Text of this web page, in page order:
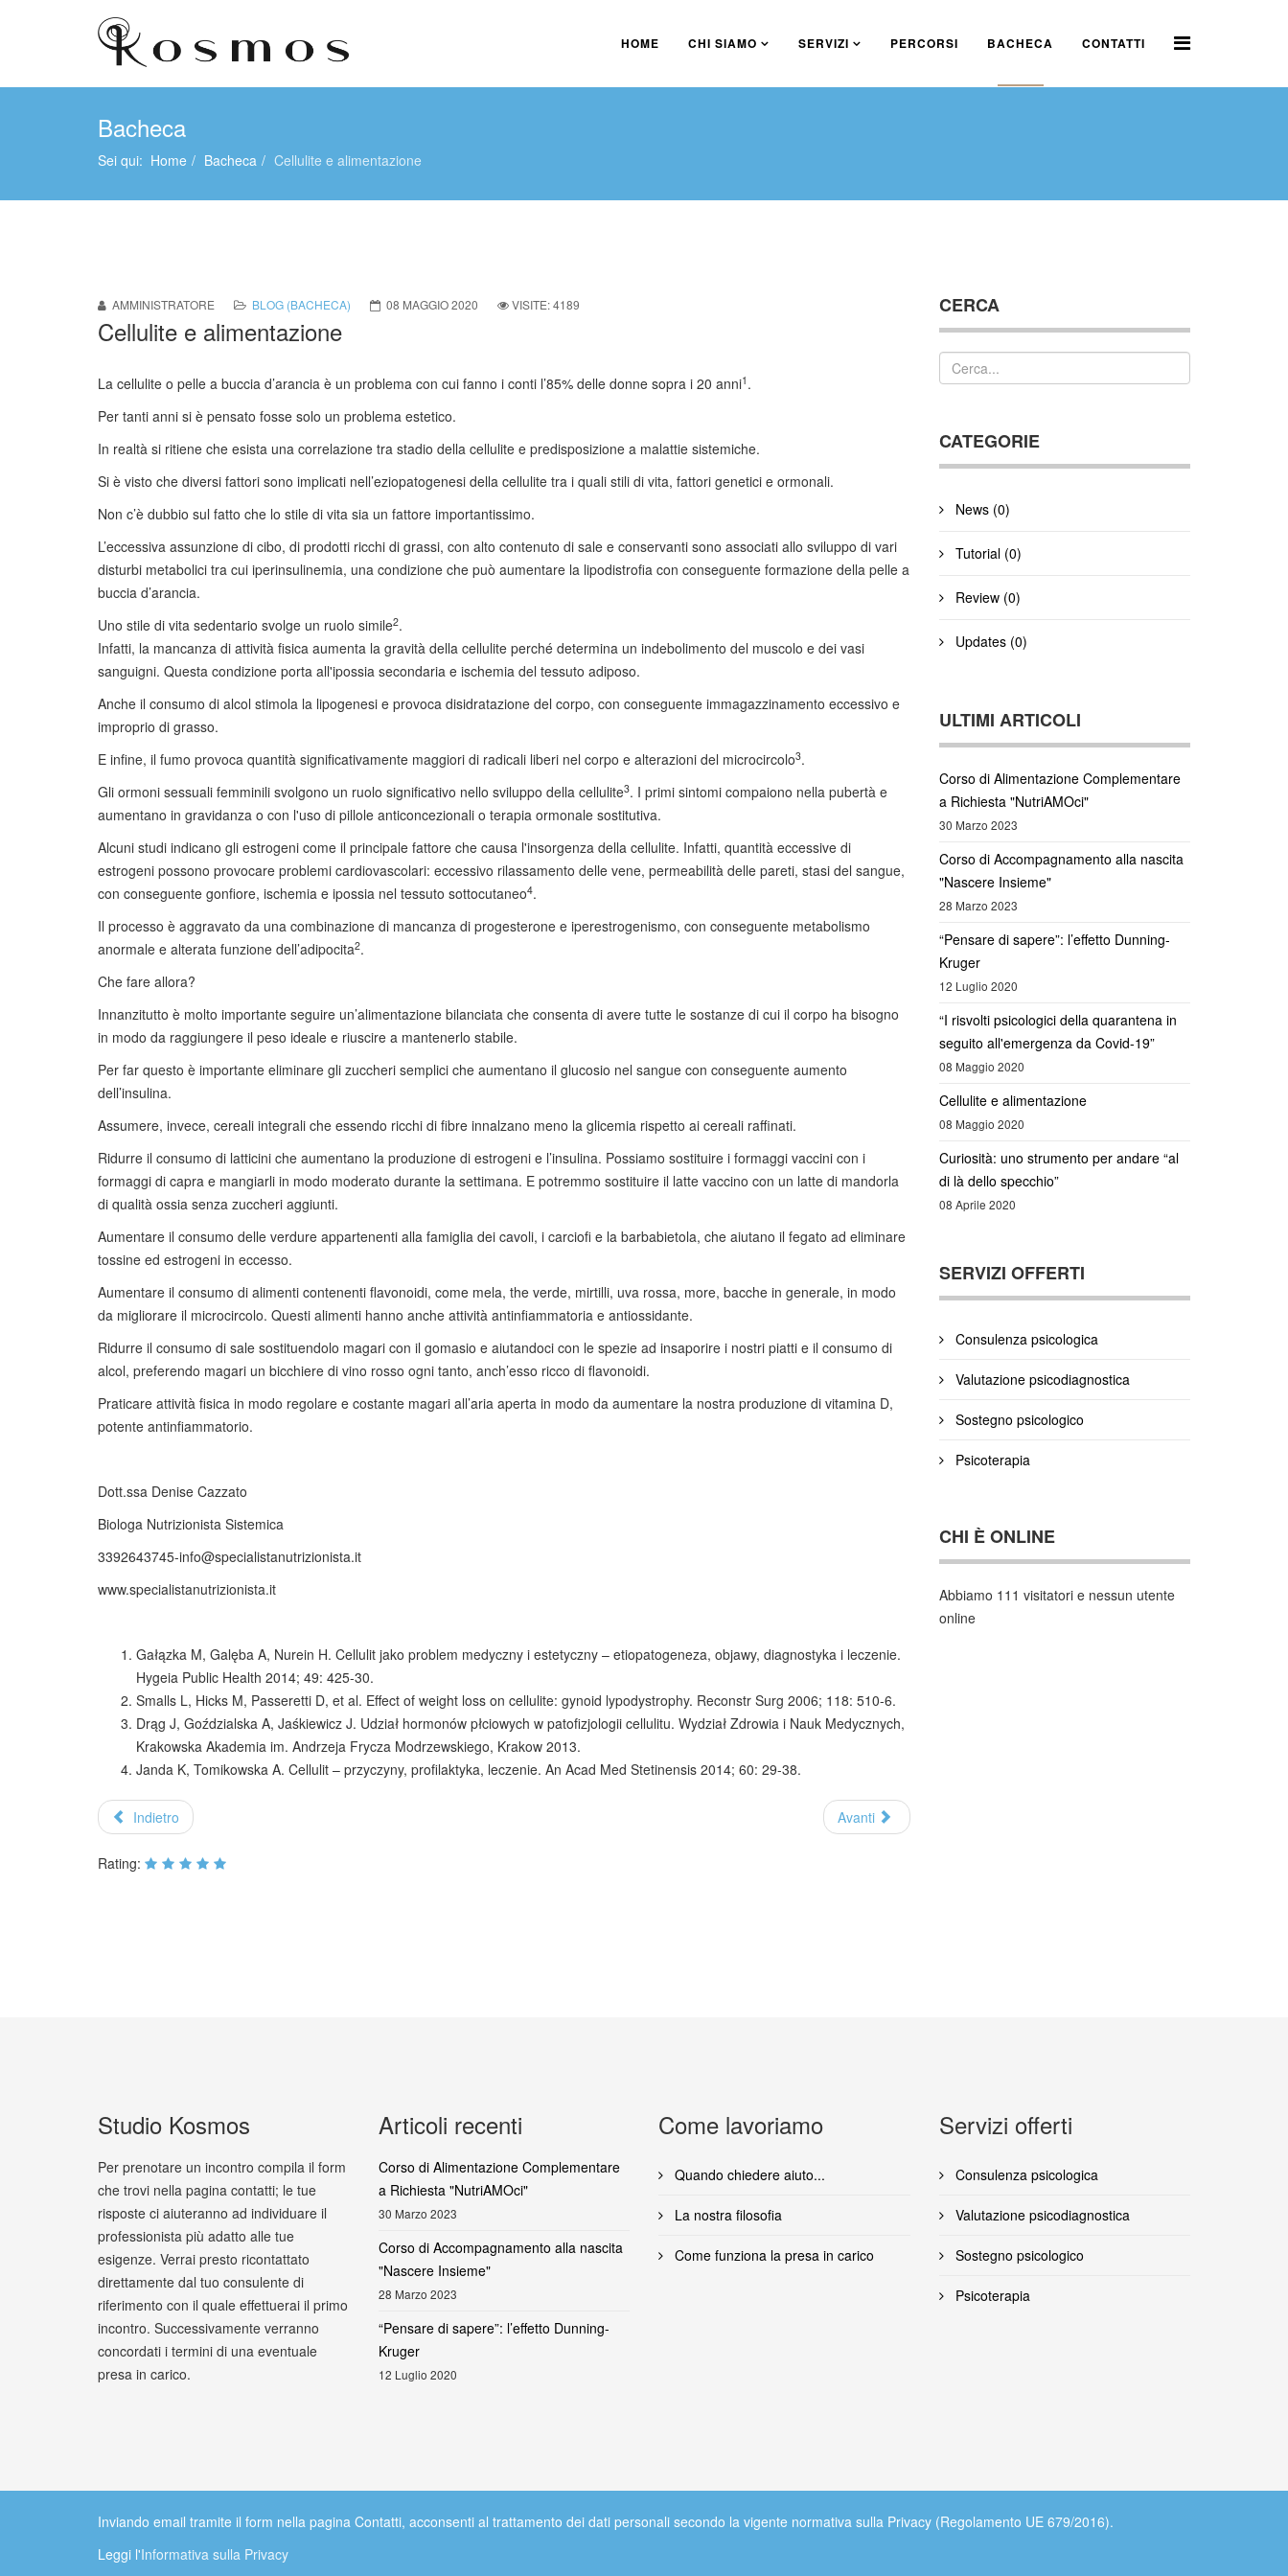
HOME CHI SIAMO SERVIZI PERCORSI BACHECA CONTATTI
Bacheca
Sei qui: Home Bacheca Cellulite e alimentazione
AMMINISTRATORE BLOG (BACHECA) 08 MAGGIO 2020 VISITE: 4189
Cellulite e alimentazione
La cellulite o pelle a buccia d’arancia è un problema con cui fanno i conti l’85% delle donne sopra i 20 anni1 .
Per tanti anni si è pensato fosse solo un problema estetico.
In realtà si ritiene che esista una correlazione tra stadio della cellulite e predisposizione a malattie sistemiche.
Si è visto che diversi fattori sono implicati nell’eziopatogenesi della cellulite tra i quali stili di vita, fattori genetici e ormonali.
Non c’è dubbio sul fatto che lo stile di vita sia un fattore importantissimo.
L’eccessiva assunzione di cibo, di prodotti ricchi di grassi, con alto contenuto di sale e conservanti sono associati allo sviluppo di vari
disturbi metabolici tra cui iperinsulinemia, una condizione che può aumentare la lipodistrofia con conseguente formazione della pelle a
buccia d’arancia.
Uno stile di vita sedentario svolge un ruolo simile2.
Infatti, la mancanza di attività fisica aumenta la gravità della cellulite perché determina un indebolimento del muscolo e dei vasi
sanguigni. Questa condizione porta all'ipossia secondaria e ischemia del tessuto adiposo.
Anche il consumo di alcol stimola la lipogenesi e provoca disidratazione del corpo, con conseguente immagazzinamento eccessivo e
improprio di grasso.
E infine, il fumo provoca quantità significativamente maggiori di radicali liberi nel corpo e alterazioni del microcircolo3.
Gli ormoni sessuali femminili svolgono un ruolo significativo nello sviluppo della cellulite3. I primi sintomi compaiono nella pubertà e
aumentano in gravidanza o con l'uso di pillole anticoncezionali o terapia ormonale sostitutiva.
Alcuni studi indicano gli estrogeni come il principale fattore che causa l'insorgenza della cellulite. Infatti, quantità eccessive di
estrogeni possono provocare problemi cardiovascolari: eccessivo rilassamento delle vene, permeabilità delle pareti, stasi del sangue,
con conseguente gonfiore, ischemia e ipossia nel tessuto sottocutaneo4.
Il processo è aggravato da una combinazione di mancanza di progesterone e iperestrogenismo, con conseguente metabolismo
anormale e alterata funzione dell’adipocita2.
Che fare allora?
Innanzitutto è molto importante seguire un’alimentazione bilanciata che consenta di avere tutte le sostanze di cui il corpo ha bisogno
in modo da raggiungere il peso ideale e riuscire a mantenerlo stabile.
Per far questo è importante eliminare gli zuccheri semplici che aumentano il glucosio nel sangue con conseguente aumento
dell’insulina.
Assumere, invece, cereali integrali che essendo ricchi di fibre innalzano meno la glicemia rispetto ai cereali raffinati.
Ridurre il consumo di latticini che aumentano la produzione di estrogeni e l’insulina. Possiamo sostituire i formaggi vaccini con i
formaggi di capra e mangiarli in modo moderato durante la settimana. E potremmo sostituire il latte vaccino con un latte di mandorla
di qualità ossia senza zuccheri aggiunti.
Aumentare il consumo delle verdure appartenenti alla famiglia dei cavoli, i carciofi e la barbabietola, che aiutano il fegato ad eliminare
tossine ed estrogeni in eccesso.
Aumentare il consumo di alimenti contenenti flavonoidi, come mela, the verde, mirtilli, uva rossa, more, bacche in generale, in modo
da migliorare il microcircolo. Questi alimenti hanno anche attività antinfiammatoria e antiossidante.
Ridurre il consumo di sale sostituendolo magari con il gomasio e aiutandoci con le spezie ad insaporire i nostri piatti e il consumo di
alcol, preferendo magari un bicchiere di vino rosso ogni tanto, anch’esso ricco di flavonoidi.
Praticare attività fisica in modo regolare e costante magari all’aria aperta in modo da aumentare la nostra produzione di vitamina D,
potente antinfiammatorio.
Dott.ssa Denise Cazzato
Biologa Nutrizionista Sistemica
3392643745-info@specialistanutrizionista.it
www.specialistanutrizionista.it
Gałązka M, Galęba A, Nurein H. Cellulit jako problem medyczny i estetyczny – etiopatogeneza, objawy, diagnostyka i leczenie.
Hygeia Public Health 2014; 49: 425-30.
Smalls L, Hicks M, Passeretti D, et al. Effect of weight loss on cellulite: gynoid lypodystrophy. Reconstr Surg 2006; 118: 510-6.
Drąg J, Goździalska A, Jaśkiewicz J. Udział hormonów płciowych w patofizjologii cellulitu. Wydział Zdrowia i Nauk Medycznych,
Krakowska Akademia im. Andrzeja Frycza Modrzewskiego, Krakow 2013.
Janda K, Tomikowska A. Cellulit – przyczyny, profilaktyka, leczenie. An Acad Med Stetinensis 2014; 60: 29-38.
Indietro Avanti
Rating:
CERCA
CATEGORIE
News (0)
Tutorial (0)
Review (0)
Updates (0)
ULTIMI ARTICOLI
Corso di Alimentazione Complementare
a Richiesta "NutriAMOci"
30 Marzo 2023
Corso di Accompagnamento alla nascita
"Nascere Insieme"
28 Marzo 2023
“Pensare di sapere”: l’effetto Dunning-
Kruger
12 Luglio 2020
“I risvolti psicologici della quarantena in
seguito all'emergenza da Covid-19”
08 Maggio 2020
Cellulite e alimentazione
08 Maggio 2020
Curiosità: uno strumento per andare “al
di là dello specchio”
08 Aprile 2020
SERVIZI OFFERTI
Consulenza psicologica
Valutazione psicodiagnostica
Sostegno psicologico
Psicoterapia
CHI È ONLINE
Abbiamo 111 visitatori e nessun utente
online
Studio Kosmos
Per prenotare un incontro compila il form
che trovi nella pagina contatti; le tue
risposte ci aiuteranno ad individuare il
professionista più adatto alle tue
esigenze. Verrai presto ricontattato
direttamente dal tuo consulente di
riferimento con il quale effettuerai il primo
incontro. Successivamente verranno
concordati i termini di una eventuale
presa in carico.
Articoli recenti
Corso di Alimentazione Complementare
a Richiesta "NutriAMOci"
30 Marzo 2023
Corso di Accompagnamento alla nascita
"Nascere Insieme"
28 Marzo 2023
“Pensare di sapere”: l’effetto Dunning-
Kruger
12 Luglio 2020
Come lavoriamo
Quando chiedere aiuto...
La nostra filosofia
Come funziona la presa in carico
Servizi offerti
Consulenza psicologica
Valutazione psicodiagnostica
Sostegno psicologico
Psicoterapia
Inviando email tramite il form nella pagina Contatti, acconsenti al trattamento dei dati personali secondo la vigente normativa sulla Privacy (Regolamento UE 679/2016).
Leggi l'Informativa sulla Privacy